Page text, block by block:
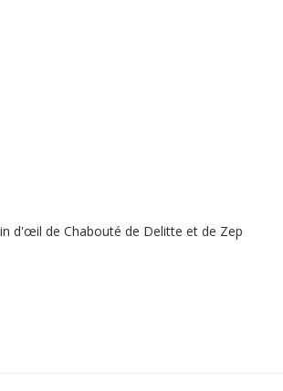
d'œil de Chabouté de Delitte et de Zep